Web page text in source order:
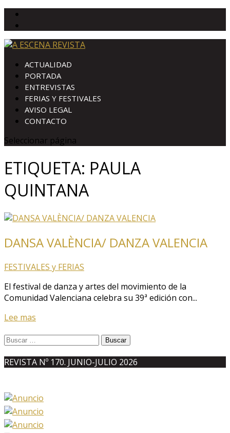
ACTUALIDAD
PORTADA
ENTREVISTAS
FERIAS Y FESTIVALES
AVISO LEGAL
CONTACTO
Seleccionar página
ETIQUETA: PAULA
QUINTANA
DANSA VALÈNCIA/ DANZA VALENCIA
FESTIVALES y FERIAS
El festival de danza y artes del movimiento de la
Comunidad Valenciana celebra su 39ª edición con...
Lee mas
Buscar:
REVISTA Nº 170. JUNIO-JULIO 2026